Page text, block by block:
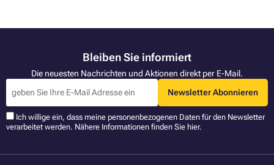
Bleiben Sie informiert
Die neuesten Nachrichten und Aktionen direkt per E-Mail.
Newsletter Abonnieren
Ich willige ein, dass meine personenbezogenen Daten für den Newsletter
verarbeitet werden. Nähere Informationen finden Sie hier.